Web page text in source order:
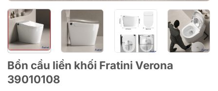
Bồn cầu liền khối Fratini Verona
39010108